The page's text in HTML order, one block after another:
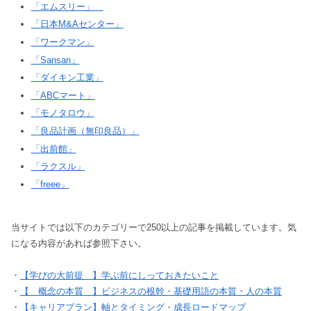
「エムスリー」
「日本M&Aセンター」
「ワークマン」
「Sansan」
「ダイキン工業」
「ABCマート」
「モノタロウ」
「良品計画（無印良品）」
「出前館」
「ラクスル」
「freee」
当サイトでは以下のカテゴリーで250以上の記事を掲載しています。気
になる内容があれば参照下さい。
・
【学びの大前提 】学ぶ前にしっておきたいこと
・
【 概念の本質 】ビジネスの根幹・基礎用語の本質・人の本質
・
【キャリアプラン】軸とタイミング・成長ロードマップ